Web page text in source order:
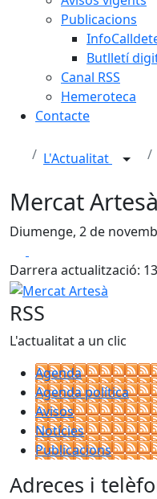
Publicacions
Butlletí
Canal RSS
Hemeroteca
Contacte
L'Actualitat
Mercat
Diumenge, 2 de
Darrera actualització:
Mercat Artesà
RSS
L'actualitat a un clic
Agenda
Agenda política
Avisos
Notícies
Publicacions
Adreces i